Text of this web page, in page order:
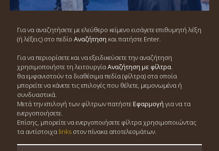
Για να αναζητήσετε με ελεύθερο κείμενο εισάγετε επιθυμητή λέξη
(ή λέξεις) στο πεδίο Αναζήτηση και πατήστε Enter.
Για να περιορίσετε και να εξειδικεύσετε την αναζήτηση
χρησιμοποιήστε τη λειτουργίαΑναζήτηση με φίλτρα.
θα εμφανιστούν τα διαθέσιμα πεδία (φίλτρα) στα οποία
μπορείτε να κάνετε τις επιλογές που θέλετε, μεμονωμένα ή
συνδυαστικά.
Μετά την επιλογή των φίλτρων πατήστεΕφαρμογή για να τα
ενεργοποιήσετε.
Επίσης, μπορείτε να ενεργοποιήσετε φίλτρα χρησιμοποιώντας
τα αντίστοιχα links στον πίνακα αποτελεσμάτων.